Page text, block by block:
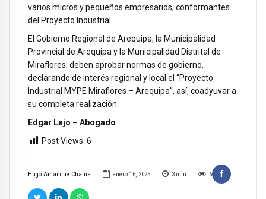
Hugo Amanque Chaiña enero 16, 2025 3 min 6
varios micros y pequeños empresarios, conformantes
del Proyecto Industrial.
El Gobierno Regional de Arequipa, la Municipalidad
Provincial de Arequipa y la Municipalidad Distrital de
Miraflores; deben aprobar normas de gobierno,
declarando de interés regional y local el “Proyecto
Industrial MYPE Miraflores – Arequipa”, así, coadyuvar a
su completa realización.
Edgar Lajo – Abogado
Post Views: 6